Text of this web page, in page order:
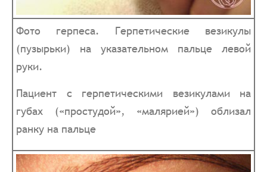
Фото герпеса. Герпетические везикулы
(пузырьки) на указательном пальце левой
руки.
Пациент с герпетическими везикулами на
губах («простудой», «малярией») облизал
ранку на пальце